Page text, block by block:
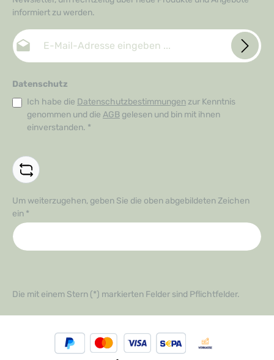
informiert zu werden.
E-Mail-Adresse*
Datenschutz
Ich habe die Datenschutzbestimmungen zur Kenntnis
genommen und die AGB gelesen und bin mit ihnen
einverstanden. *
Um weiterzugehen, geben Sie die oben abgebildeten Zeichen
ein *
Die mit einem Stern (*) markierten Felder sind Pflichtfelder.